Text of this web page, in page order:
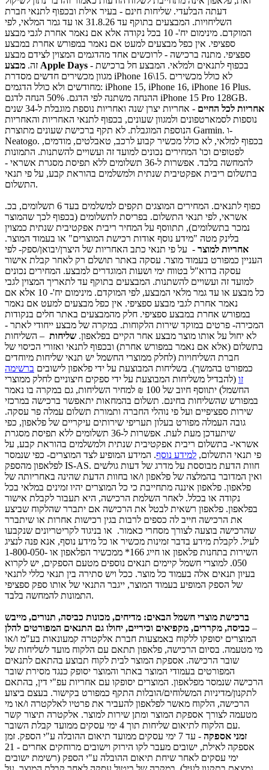
דעתה הבלעדי. שליחות חינם - בעיר אילת ובכפוף לתנאי חברת
השליחויות. המבצעים בתוקף עד 31.8.26 או עד גמר המלאי, לפי
המוקדם. מינימום יח'- 10 בכל נקודה אלא אם נאמר אחרת לגבי מבצע
ספציפי. אין כפל מבצעים למעט אם נאמר במפורש אחרת במבצע
ספציפי. מתנה ברכישה - לרוכשים אחד מהדגמים המצוין לצידם מבצע
זה. מבצע Apple Days - בכפוף לתנאים ולמלאי. המבצע חל ברכישת
מגוון מכשירים חדשים מסדרת iPhone 16\15. לא כולל מכשירים
מחודשים ולא כולל הדגמים: iPhone 15, iPhone 16, iPhone 16 Plus.
ההנחה משתנה לפי הדגם. 50% הנחה לדגם iPhone 15 Pro 128GB.
אחריות לכל החיים
- אחריות יצרן שנה ואחריות נוספת מוגבלת ל-34 שנים
נוספות לסמארטפונים ולמגוון שעונים, בכפוף לתנאי האחריות והאחריות
הנוספת המוגבלת. לא תקף ברכישת שעונים מתוצרת Garmin. ו-
Neatogo. בכפוף למלאי, לא כולל מכשיר קבוע לרכב, טאבלטים, מודמים,
לפטופים וכו' המחירים נכונים למועד זה ועשויים להשתנות. התמונות
להמחשה בלבד. אפשרות ל-36 תשלומים ללא תפיסת מסגרת אשראי -
בתשלום ריבית אפקטיבית שנתית ולמשלמים בהוראת קבע, על פי תנאי
התשלום.
כפוף לתנאים. המחירים המוצגים תקפים למשלמים בעד 6 תשלומים, בכ.
אשראי, לפי תנאי התשלום. בפריסת לתשלומים (בכפוף לכך שהמוצר
נמכר בתשלומים), תתווסף על המחיר ריבית אפקטיבית שנתית כמצוין
בלינק מטה "מידע נוסף אודות רכישת המוצרים" או בעמוד המוצר.
אחריות למוצר - על פי תנאי כתב האחריות של היצרן/יבואן/ספק- לפי
העניין כמפורט בעמוד מוצר. עסקה באתר תושלם רק לאחר קבלת אישור
עסקה בדוא"ל בטווח ימי ושעות המוגדרים למבצע. המחירים נכונים
למועד זה ועשויים להשתנות. המבצעים בתוקף עד לתאריך המצוין לגבי
כל מבצע או עד גמר מלאי המבצע, לפי המוקדם. מינימום יח'- 10 אלא אם
נאמר אחרת לגבי מבצע ספציפי. אין כפל מבצעים למעט אם נאמר
במפורש אחרת במבצע ספציפי. חלק מהמבצעים באתר חלים בנקודות
המכירה- פרטים במוקד שירות הלקוחות. במקרה של מבצע ייחודי לאתר -
לא יחול על אותו מוצר מבצע אחר הקיים בפלאפון. שליחות – השליחות
בתשלום (אלא אם נאמר במפורש אחרת) ובכפוף לתנאי ואזורי הכיסוי של
חברת השליחויות (לחלק ממוצרי החשמל יש תנאי שליחות מיוחדים
כמפורט בהמשך). בשליחות המבוצעת על ידי פלאפון לישובים ברשימה
זו (להבדיל משליחות המבוצעת על ידי ספקים חיצוניים לחלק ממוצרי
החשמל) יתווסף חיוב של 100 ₪ למחיר השליחות, גם במקרה בו נאמר
במפורש שהשליחות בחינם. תשלום בהמחאות יתאפשר ברכישה במרכזי
שירות ספציפיים ועל פי נוהלי החברה ותמורת תשלום עמלה פר עסקה.
גובה העמלה מפורט בעלון תעריפי שירותים עיקריים של פלאפון, כפי
שיתעדכן מעת לעת. אפשרות ל-36 תשלומים ללא תפיסת מסגרת
אשראי- בתשלום ריבית אפקטיבית שנתית ולמשלמים בהוראת קבע, על
פי תנאי התשלום, למידע נוסף. המידע המופיע לצד המוצרים- כפי שנמסר
לפלאפון מהספק IS-AS. חוות הדעת מבוססת על מדרג של דעות גולשים
ואין המדובר בהמלצה של פלאפון ו/או בחוות הדעת שהינה באחריותה של
פלאפון. פלאפון איננה מתחייבת כי כל המוצרים יהיו זמינים במלאי בכל
נקודה או בכלל. לאחר השלמת הרכישה, היא תעבור לקבלת אישור
בפלאפון. פלאפון רשאית לבטל את הרכישה אם יתברר שהלקוח שביצע
את הרכישה חייב לה כספים לרבות בגין רכישות אחרות או שיתברר
שהרכישה בוצעה לצורך מסחרי כאמור. או בניגוד לקריטריונים שנקבעו
לעיל. לקבלת מידע בדבר זמינות מכשיר או כל מידע נוסף, אנא פנה לנציג
השירות בתחנות פלאפון או חייג 166* ממכשיר הפלאפון או 1-800-050-
050. למוצרי חשמל קיימים תנאים נוספים מטעם הספקים, יש לקרוא
בעיון תנאים אלה בעמוד כל מוצר. ככל ויש סתירה בין תנאי כללי לתנאי
של הספק המופיע בעמוד המוצר, ייגבר התנאי של אותו ספק ספציפי
התמונות להמחשה בלבד.
ברכישת מוצרי חשמל הבאים: מדיחים, מכונות כביסה, תנורים, מייבש
כביסה, מקררים, מקפיאים וכיריים, יחולו גם התנאים המפורטים להלן –
המוצרים יסופקו ללקוח באמצעות חברת אלקטרה קמעונאות בע"מ ו/או
מי מטעמה. בסיום הרכישה, פלאפון תתאם עם הלקוח מועד לשליחות של
שובר הרכישה. אספקת המוצר לבית לקוח תבוצע בהתאם לתנאים
המפורטים בעמודי המוצר באתר והמוצר יסופק כנגד מסירת שובר
הרכישה שנמסר מפלאפון. המוצרים יסופקו עם אחריות עפ"י דין, בהתאם
לתקנון/מדיניות המשלוחים/הובלות התקף כמפורט בקישור. בעצם ביצוע
הרכישה, הלקוח מאשר לפלאפון להעביר את פרטיו לאלקטרה ו/או מי
מטעמה לצורך אספקת המוצר ומתן שירות למוצר. אלקטרה תיצור קשר
עם הלקוח לתיאום שליחות תוך 4 ימי עסקים ממועד קבלת השובר.
זמני אספקה
- עד 7 ימי עסקים ממועד תיאום ההובלה ע"י הספק. זמן
אספקה לאילת, ישובים מעבר לקו הירוק וישובים מרוחקים אחרים - 21
ימי עסקים לאחר שיחת תיאום ההובלה ע"י הספק (רשימת ישובים